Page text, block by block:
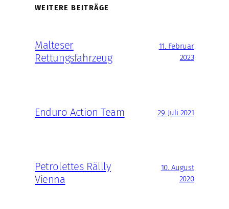
WEITERE BEITRÄGE
Malteser
Rettungsfahrzeug
11. Februar
2023
Enduro Action Team 29. Juli 2021
Petrolettes Rällly
Vienna
10. August
2020